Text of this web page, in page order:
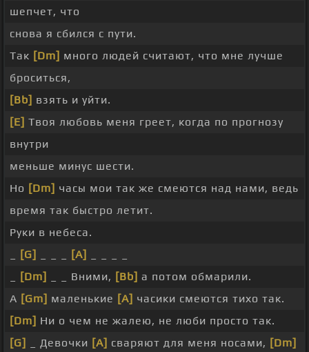
шепчет, что
снова я сбился с пути.
Так [Dm] много людей считают, что мне лучше
броситься,
[Bb] взять и уйти.
[E] Твоя любовь меня греет, когда по прогнозу
внутри
меньше минус шести.
Но [Dm] часы мои так же смеются над нами, ведь
время так быстро летит.
Руки в небеса.
[G] [A]
[Dm] _ _ Вними, [Bb] а потом обмарили.
А [Gm] маленькие [A] часики смеются тихо так.
[Dm] Ни о чем не жалею, не люби просто так.
[G]
_ Девочки [A] сваряют для меня носами, [Dm]